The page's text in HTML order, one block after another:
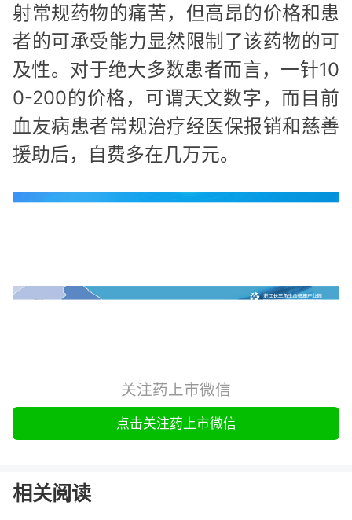
射常规药物的痛苦，但高昂的价格和患
者的可承受能力显然限制了该药物的可
及性。对于绝大多数患者而言，一针10
0-200的价格，可谓天文数字，而目前
血友病患者常规治疗经医保报销和慈善
援助后，自费多在几万元。
关注药上市微信
点击关注药上市微信
相关阅读